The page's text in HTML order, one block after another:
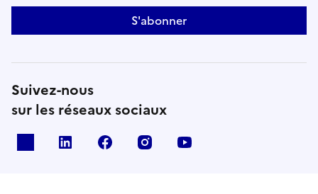
S'abonner
Suivez-nous
sur les réseaux sociaux
Linkedin Facebook Instagram